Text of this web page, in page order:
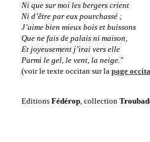
Ni que sur moi les bergers crient
Ni d’être par eux pourchassé ;
J’aime bien mieux bois et buissons
Que ne fais de palais ni maison,
Et joyeusement j’irai vers elle
Parmi le gel, le vent, la neige."
(voir le texte occitan sur la page
Editions Fédérop, collection